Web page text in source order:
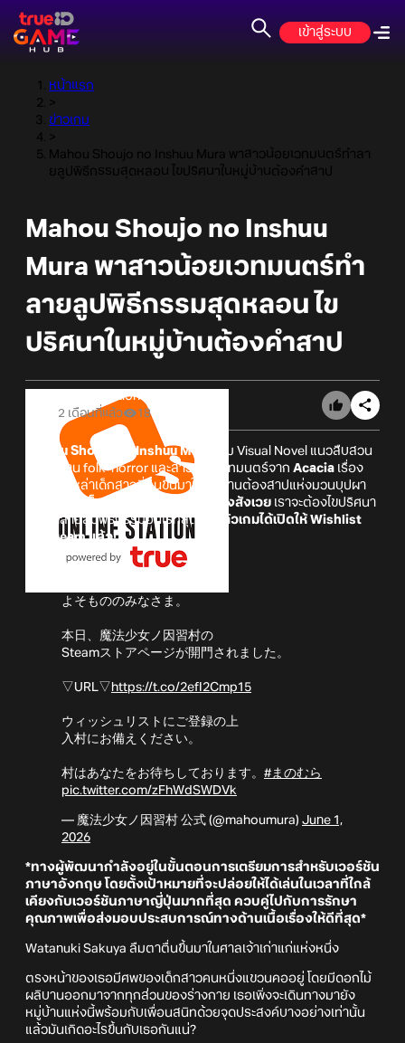
เข้าสู่ระบบ
หน้าแรก
>
ข่าวเกม
>
Mahou Shoujo no Inshuu Mura พาสาวน้อยเวทมนตร์ทำลา
ยลูปพิธีกรรมสุดหลอน ไขปริศนาในหมู่บ้านต้องคำสาป
Mahou Shoujo no Inshuu
Mura พาสาวน้อยเวทมนตร์ทำ
ลายลูปพิธีกรรมสุดหลอน ไข
ปริศนาในหมู่บ้านต้องคำสาป
Online Station
2 เดือนที่แล้ว
18
Mahou Shoujo no Inshuu Mura
เกม Visual Novel แนวสืบสวน
ผสมผสาน folk-horror และสาวน้อยเวทมนตร์จาก Acacia เรื่อง
ราวของเหล่าเด็กสาวที่ตื่นขึ้นมาในหมู่บ้านต้องสาปแห่งมวนบุปผา
ทุกคืนจะมีเด็กสาวถูกเลือกเป็นเครื่องสังเวย เราจะต้องไขปริศนา
และทำลายลูปพิธีกรรมอันไร้ที่สุด
โดยตัวเกมได้เปิดให้ Wishlist
บน Steam แล้ว!
§ 入村案内 §
よそもののみなさま。
本日、魔法少女ノ因習村の
Steamストアページが開門されました。
▽URL▽ https://t.co/2efI2Cmp15
ウィッシュリストにご登録の上
入村にお備えください。
村はあなたをお待ちしております。 #まのむら
pic.twitter.com/zFhWdSWDVk
— 魔法少女ノ因習村 公式 (@mahoumura) June 1,
2026
*ทางผู้พัฒนากำลังอยู่ในขั้นตอนการเตรียมการสำหรับเวอร์ชัน
ภาษาอังกฤษ โดยตั้งเป้าหมายที่จะปล่อยให้ได้เล่นในเวลาที่ใกล้
เคียงกับเวอร์ชันภาษาญี่ปุ่นมากที่สุด ควบคู่ไปกับการรักษา
คุณภาพเพื่อส่งมอบประสบการณ์ทางด้านเนื้อเรื่องให้ดีที่สุด*
Watanuki Sakuya ลืมตาตื่นขึ้นมาในศาลเจ้าเก่าแก่แห่งหนึ่ง
ตรงหน้าของเธอมีศพของเด็กสาวคนหนึ่งแขวนคออยู่ โดยมีดอกไม้
ผลิบานออกมาจากทุกส่วนของร่างกาย เธอเพิ่งจะเดินทางมายัง
หมู่บ้านแห่งนี้พร้อมกับเพื่อนสนิทด้วยจุดประสงค์บางอย่างเท่านั้น
แล้วมันเกิดอะไรขึ้นกับเธอกันแน่?